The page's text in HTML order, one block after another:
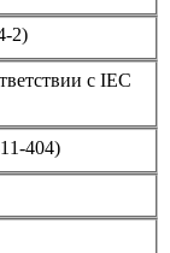
2)
с IEC
404)